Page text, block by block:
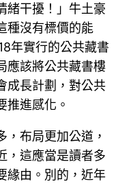
緒干擾！」牛土豪
種沒有標價的能
年實行的公共藏書
應該將公共藏書樓
成長計劃，對公共
推進感化。
，布局更加公道，
，這應當是讀者多
緣由。別的，近年